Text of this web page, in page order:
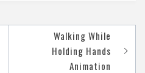
Walking While
Holding Hands
Animation